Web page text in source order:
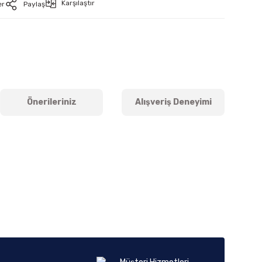
Paylaş Karşılaştır
Önerileriniz Alışveriş Deneyimi